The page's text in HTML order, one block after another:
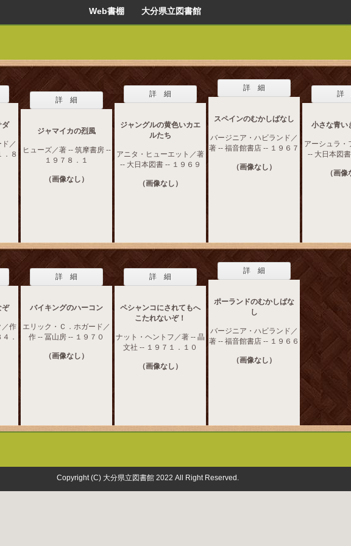
Web書棚 大分県立図書館
ダ
／
．８
詳 細
ジャマイカの烈風
ヒューズ／著 -- 筑摩書房 --
１９７８．１
（画像なし）
詳 細
ジャングルの黄色いカエ
ルたち
アニタ・ヒューエット／著
-- 大日本図書 -- １９６９
（画像なし）
詳 細
スペインのむかしばなし
バージニア・ハビランド／
著 -- 福音館書店 -- １９６７
（画像なし）
詳
小さな青い
アーシュラ・
-- 大日本図
（画像
ぞ
／作
．
詳 細
バイキングのハーコン
エリック・Ｃ．ホガード／
作 -- 冨山房 -- １９７０
（画像なし）
詳 細
ペシャンコにされてもへ
こたれないぞ！
ナット・ヘントフ／著 -- 晶
文社 -- １９７１．１０
（画像なし）
詳 細
ポーランドのむかしばな
し
バージニア・ハビランド／
著 -- 福音館書店 -- １９６６
（画像なし）
Copyright (C) 大分県立図書館 2022 All Right Reserved.